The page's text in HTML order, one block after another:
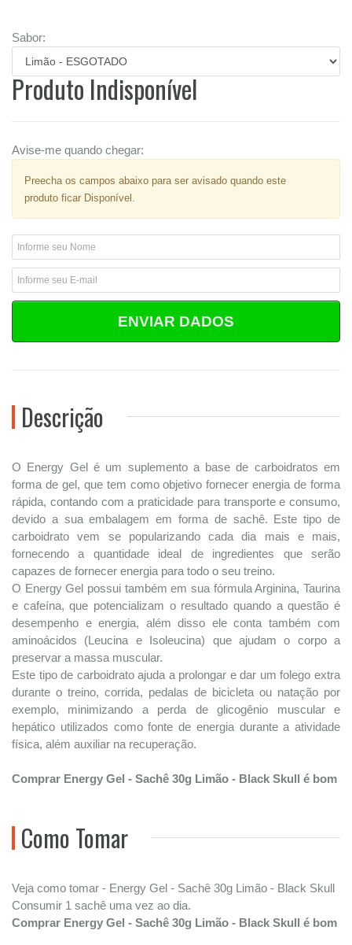
Sabor:
Produto Indisponível
Avise-me quando chegar:
Preecha os campos abaixo para ser avisado quando este
produto ficar Disponível.
ENVIAR DADOS
Descrição
O Energy Gel é um suplemento a base de carboidratos em
forma de gel, que tem como objetivo fornecer energia de forma
rápida, contando com a praticidade para transporte e consumo,
devido a sua embalagem em forma de sachê. Este tipo de
carboidrato vem se popularizando cada dia mais e mais,
fornecendo a quantidade ideal de ingredientes que serão
capazes de fornecer energia para todo o seu treino.
O Energy Gel possui também em sua fórmula Arginina, Taurina
e cafeína, que potencializam o resultado quando a questão é
desempenho e energia, além disso ele conta também com
aminoácidos (Leucina e Isoleucina) que ajudam o corpo a
preservar a massa muscular.
Este tipo de carboidrato ajuda a prolongar e dar um folego extra
durante o treino, corrida, pedalas de bicicleta ou natação por
exemplo, minimizando a perda de glicogênio muscular e
hepático utilizados como fonte de energia durante a atividade
física, além auxiliar na recuperação.
Comprar Energy Gel - Sachê 30g Limão - Black Skull é bom
Como Tomar
Veja como tomar - Energy Gel - Sachê 30g Limão - Black Skull
Consumir 1 sachê uma vez ao dia.
Comprar Energy Gel - Sachê 30g Limão - Black Skull é bom